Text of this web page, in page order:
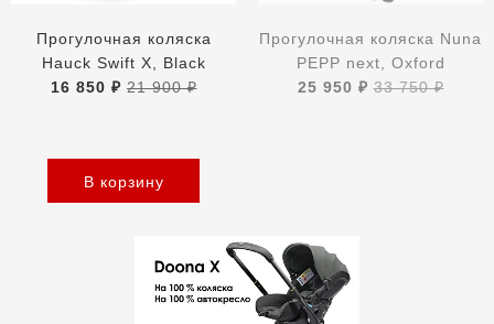
Прогулочная коляска
Hauck Swift X, Black
16 850 ₽ 21 900 ₽
В корзину
Прогулочная коляска Nuna
PEPP next, Oxford
25 950 ₽33 750 ₽